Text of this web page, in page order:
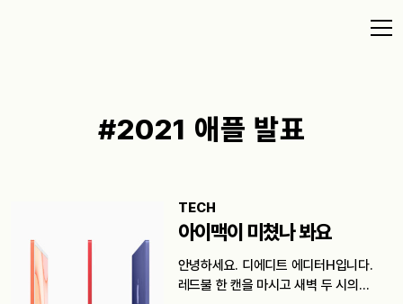
#2021 애플 발표
TECH
아이맥이 미쳤나 봐요
안녕하세요. 디에디트 에디터H입니다.
레드불 한 캔을 마시고 새벽 두 시의…